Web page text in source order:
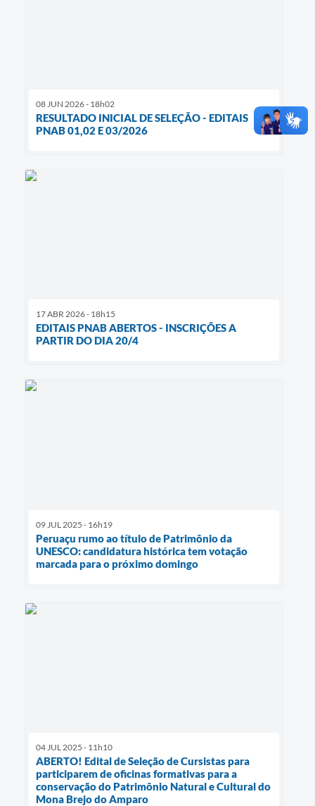
08 JUN 2026 - 18h02
RESULTADO INICIAL DE SELEÇÃO - EDITAIS
PNAB 01,02 E 03/2026
17 ABR 2026 - 18h15
EDITAIS PNAB ABERTOS - INSCRIÇÕES A
PARTIR DO DIA 20/4
09 JUL 2025 - 16h19
Peruaçu rumo ao título de Patrimônio da
UNESCO: candidatura histórica tem votação
marcada para o próximo domingo
04 JUL 2025 - 11h10
ABERTO! Edital de Seleção de Cursistas para
participarem de oficinas formativas para a
conservação do Patrimônio Natural e Cultural do
Mona Brejo do Amparo